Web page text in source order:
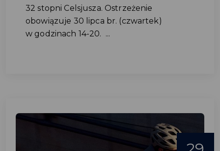
32 stopni Celsjusza. Ostrzeżenie
obowiązuje 30 lipca br. (czwartek)
w godzinach 14-20. ...